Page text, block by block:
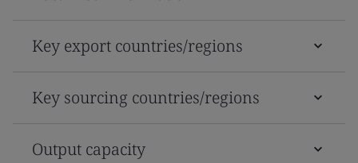
Key export countries/regions
Key sourcing countries/regions
Output capacity